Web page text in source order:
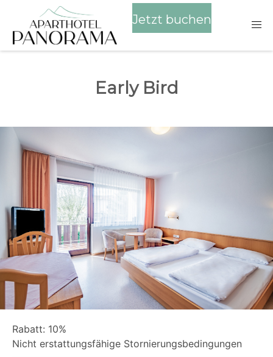
Jetzt buchen
Early Bird
Rabatt: 10%
Nicht erstattungsfähige Stornierungsbedingungen